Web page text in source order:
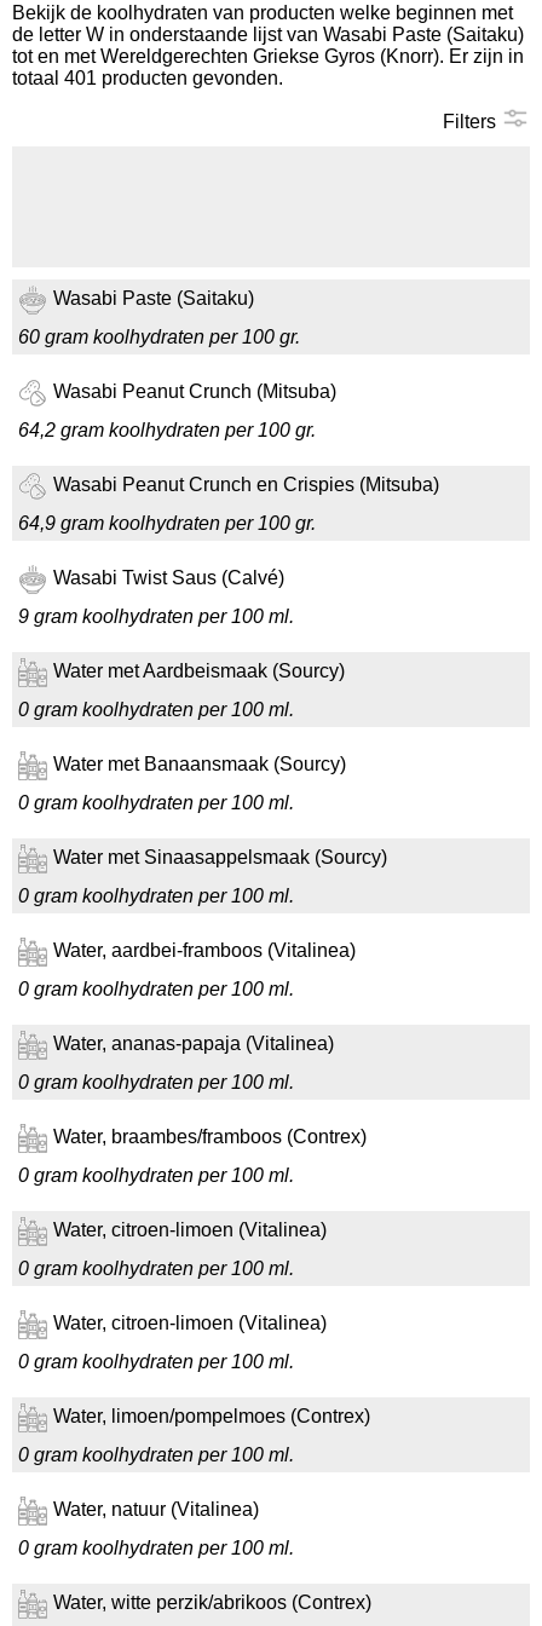
Koolhydraten tellen
Bekijk de koolhydraten van producten welke beginnen met
de letter W in onderstaande lijst van Wasabi Paste (Saitaku)
tot en met Wereldgerechten Griekse Gyros (Knorr). Er zijn in
totaal 401 producten gevonden.
Filters
Wasabi Paste (Saitaku)
60 gram koolhydraten per 100 gr.
Wasabi Peanut Crunch (Mitsuba)
64,2 gram koolhydraten per 100 gr.
Wasabi Peanut Crunch en Crispies (Mitsuba)
64,9 gram koolhydraten per 100 gr.
Wasabi Twist Saus (Calvé)
9 gram koolhydraten per 100 ml.
Water met Aardbeismaak (Sourcy)
0 gram koolhydraten per 100 ml.
Water met Banaansmaak (Sourcy)
0 gram koolhydraten per 100 ml.
Water met Sinaasappelsmaak (Sourcy)
0 gram koolhydraten per 100 ml.
Water, aardbei-framboos (Vitalinea)
0 gram koolhydraten per 100 ml.
Water, ananas-papaja (Vitalinea)
0 gram koolhydraten per 100 ml.
Water, braambes/framboos (Contrex)
0 gram koolhydraten per 100 ml.
Water, citroen-limoen (Vitalinea)
0 gram koolhydraten per 100 ml.
Water, citroen-limoen (Vitalinea)
0 gram koolhydraten per 100 ml.
Water, limoen/pompelmoes (Contrex)
0 gram koolhydraten per 100 ml.
Water, natuur (Vitalinea)
0 gram koolhydraten per 100 ml.
Water, witte perzik/abrikoos (Contrex)